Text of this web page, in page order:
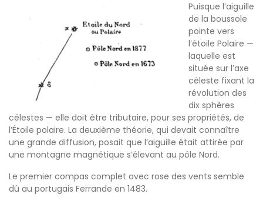
Puisque l’aiguille
de la boussole
pointe vers
l’étoile Polaire —
laquelle est
située sur l’axe
céleste fixant la
révolution des
dix sphères
célestes — elle doit être tributaire, pour ses propriétés, de
l’Étoile polaire. La deuxième théorie, qui devait connaître
une grande diffusion, posait que l’aiguille était attirée par
une montagne magnétique s’élevant au pôle Nord.
Le premier compas complet avec rose des vents semble
dû au portugais Ferrande en 1483.